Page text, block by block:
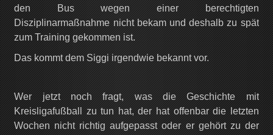
den Bus wegen einer berechtigten
Disziplinarmaßnahme nicht bekam und deshalb zu spät
zum Training gekommen ist.
Das kommt dem Siggi irgendwie bekannt vor.
Wer jetzt noch fragt, was die Geschichte mit
Kreisligafußball zu tun hat, der hat offenbar die letzten
Wochen nicht richtig aufgepasst oder er gehört zu der